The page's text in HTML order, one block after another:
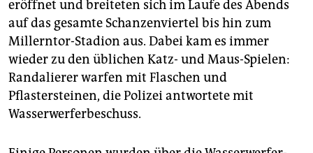
eröffnet und breiteten sich im Laufe des Abends
auf das gesamte Schanzenviertel bis hin zum
Millerntor-Stadion aus. Dabei kam es immer
wieder zu den üblichen Katz- und Maus-Spielen:
Randalierer warfen mit Flaschen und
Pflastersteinen, die Polizei antwortete mit
Wasserwerferbeschuss.